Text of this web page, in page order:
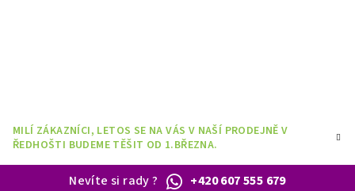
MILÍ ZÁKAZNÍCI, LETOS SE NA VÁS V NAŠÍ PRODEJNĚ V
ŘEDHOŠTI BUDEME TĚŠIT OD 1.BŘEZNA.
Nevíte si rady? +420 607 555 679